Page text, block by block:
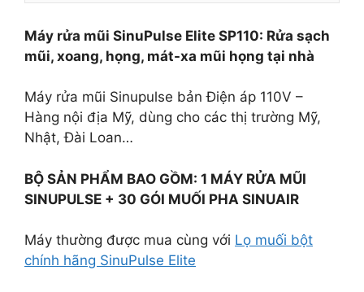
-
Điện
số
lượng
Máy rửa mũi SinuPulse Elite SP110: Rửa sạch
mũi, xoang, họng, mát-xa mũi họng tại nhà
Máy rửa mũi Sinupulse bản Điện áp 110V –
Hàng nội địa Mỹ, dùng cho các thị trường Mỹ,
Nhật, Đài Loan…
BỘ SẢN PHẨM BAO GỒM: 1 MÁY RỬA MŨI
SINUPULSE + 30 GÓI MUỐI PHA SINUAIR
Máy thường được mua cùng với Lọ muối bột
chính hãng SinuPulse Elite